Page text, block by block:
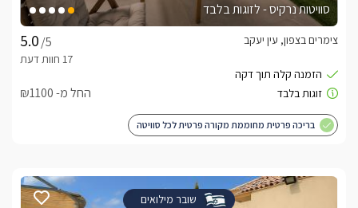
סוויטות נרקיס - לזוגות בלבד
/5
צימרים בצפון, עין יעקב
החל מ- ₪1100
בריכה פרטית מחוממת מקורה פרטית לכל סוויטה
שובר מילואים